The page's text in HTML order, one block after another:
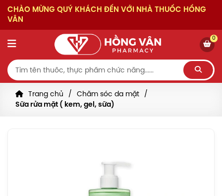
CHÀO MỪNG QUÝ KHÁCH ĐẾN VỚI NHÀ THUỐC HỒNG
VÂN
0
Trang chủ
Chăm sóc da mặt
Sữa rửa mặt ( kem, gel, sữa)